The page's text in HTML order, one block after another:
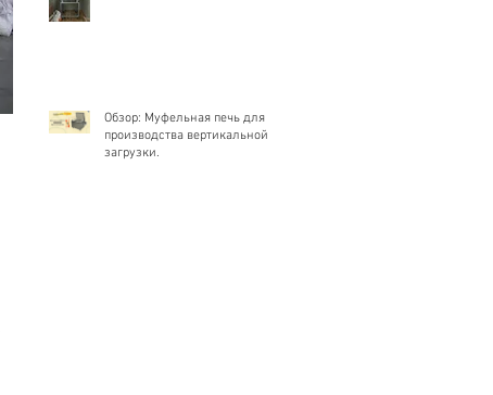
Обзор: Муфельная печь для
производства вертикальной
загрузки.